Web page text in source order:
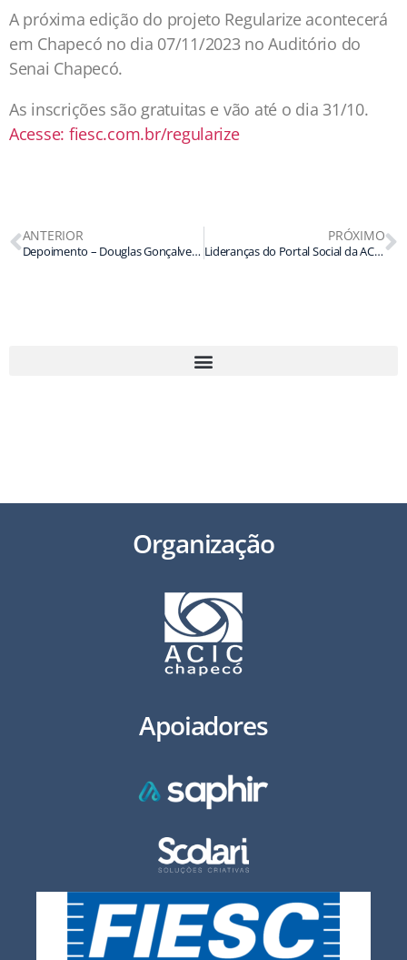
A próxima edição do projeto Regularize acontecerá
em Chapecó no dia 07/11/2023 no Auditório do
Senai Chapecó.
As inscrições são gratuitas e vão até o dia 31/10.
Acesse: fiesc.com.br/regularize
ANTERIOR
Depoimento – Douglas Gonçalves de Azevedo
PRÓXIMO
Lideranças do Portal Social da ACIC se reúnem com Secretaria de Assistência Social de Chapecó
Organização
Apoiadores